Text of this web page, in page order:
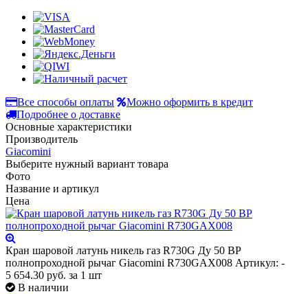
Все способы оплаты
Можно оформить в кредит
Подробнее о доставке
Основные характеристики
Производитель
Giacomini
Выберите нужный вариант товара
Фото
Название и артикул
Цена
Кран шаровой латунь никель газ R730G Ду 50 ВР
полнопроходной рычаг Giacomini R730GAX008 Артикул: -
5 654.30 руб. за 1 шт
В наличии